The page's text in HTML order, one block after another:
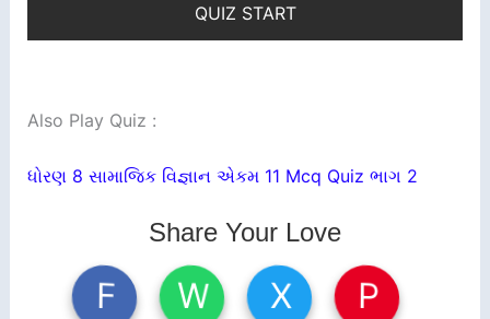
QUIZ START
Also Play Quiz :
ધોરણ 8 સામાજિક વિજ્ઞાન એકમ 11 Mcq Quiz ભાગ 2
Share Your Love
F W X P